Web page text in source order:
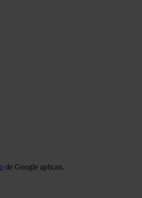
de Google aplican.